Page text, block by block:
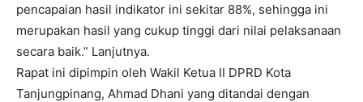
pencapaian hasil indikator ini sekitar 88%, sehingga ini
merupakan hasil yang cukup tinggi dari nilai pelaksanaan
secara baik.” Lanjutnya.
Rapat ini dipimpin oleh Wakil Ketua II DPRD Kota
Tanjungpinang, Ahmad Dhani yang ditandai dengan